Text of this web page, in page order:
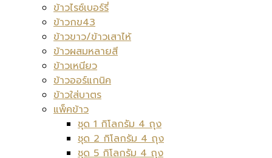
ข้าวไรซ์เบอร์รี่
ข้าวกข43
ข้าวขาว/ข้าวเสาไห้
ข้าวผสมหลายสี
ข้าวเหนียว
ข้าวออร์แกนิค
ข้าวใส่บาตร
แพ็คข้าว
ชุด 1 กิโลกรัม 4 ถุง
ชุด 2 กิโลกรัม 4 ถุง
ชุด 5 กิโลกรัม 4 ถุง